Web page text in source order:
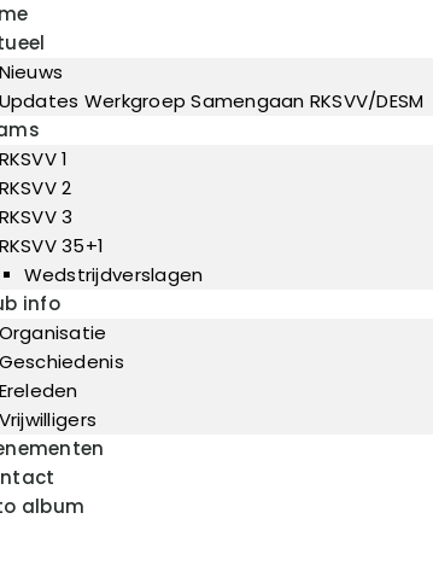
Nieuws
Updates Werkgroep Samengaan RKSVV/DESM
RKSVV 1
RKSVV 2
RKSVV 3
RKSVV 35+1
Wedstrijdverslagen
info
Organisatie
Geschiedenis
Ereleden
Vrijwilligers
album
RKSVVVoetbalclub in Swartbroek
Actueel
Teams
Club info
Evenementen
Contact
Foto album